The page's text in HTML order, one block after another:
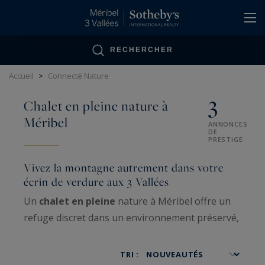
RECHERCHER
Accueil > Connecté Nature
Chalet en pleine nature à
Méribel
3
ANNONCES
DE
PRESTIGE
Vivez la montagne autrement dans votre
écrin de verdure aux 3 Vallées
Un chalet en pleine nature à Méribel offre un
refuge discret dans un environnement préservé,
Méribel, au cœur des 3 Vallées, certaines
TRI :